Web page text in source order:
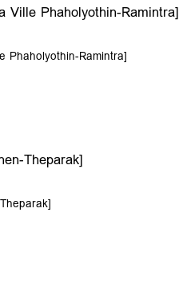
Phaholyothin-Ramintra]
Ramintra]
Theparak]